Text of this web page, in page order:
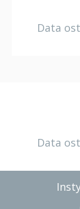
Data
Data